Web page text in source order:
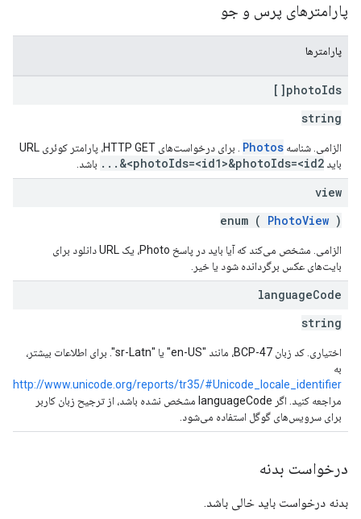
پارامترهای پرس و جو
پارامترها
photoIds[]
string
الزامی. شناسه Photos
. برای درخواست‌های HTTP GET، پارامتر کوئری URL
باید photoIds=<id1>&photoIds=<id2>&... باشد.
view
enum ( PhotoView )
الزامی. مشخص می‌کند که آیا باید در پاسخ Photo، یک URL دانلود برای
بایت‌های عکس برگردانده شود یا خیر.
languageCode
string
اختیاری. کد زبان BCP-47، مانند "en-US" یا "sr-Latn". برای اطلاعات بیشتر،
به
http://www.unicode.org/reports/tr35/#Unicode_locale_identifier
مراجعه کنید. اگر languageCode مشخص نشده باشد، از ترجیح زبان کاربر
برای سرویس‌های گوگل استفاده می‌شود.
درخواست بدنه
بدنه درخواست باید خالی باشد.